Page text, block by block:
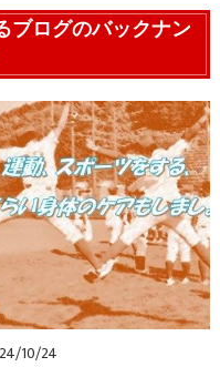
ブログのバックナン
10/24